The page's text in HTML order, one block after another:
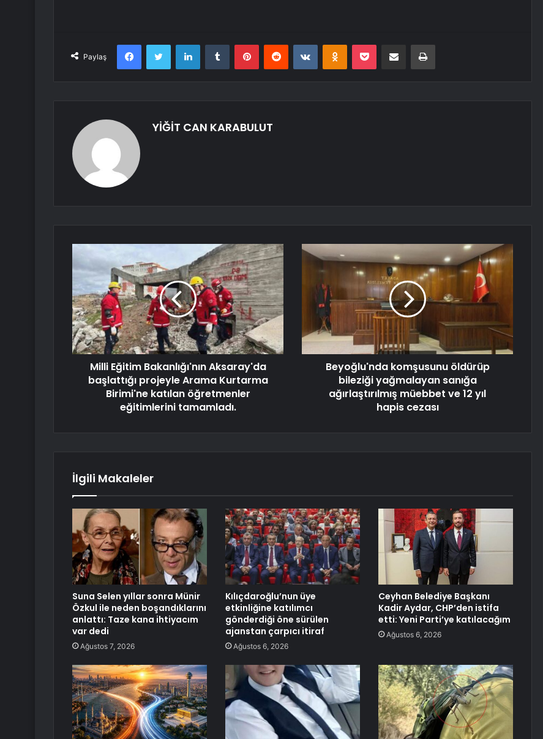
Paylaş
FacebookTwitter LinkedInTumblr PinterestReddit VKontakteOdnoklassniki
Pocket E-Posta ile paylaş Yazdır
YİĞİT CAN KARABULUT
Milli Eğitim Bakanlığı'nın Aksaray'da
başlattığı projeyle Arama Kurtarma
Birimi'ne katılan öğretmenler
eğitimlerini tamamladı.
Beyoğlu'nda komşusunu öldürüp
bileziği yağmalayan sanığa
ağırlaştırılmış müebbet ve 12 yıl
hapis cezası
İlgili Makaleler
Suna Selen yıllar sonra Münir
Özkul ile neden boşandıklarını
anlattı: Taze kana ihtiyacım
var dedi
Ağustos 7, 2026
Kılıçdaroğlu’nun üye
etkinliğine katılımcı
gönderdiği öne sürülen
ajanstan çarpıcı itiraf
Ağustos 6, 2026
Ceyhan Belediye Başkanı
Kadir Aydar, CHP’den istifa
etti: Yeni Parti’ye katılacağım
Ağustos 6, 2026